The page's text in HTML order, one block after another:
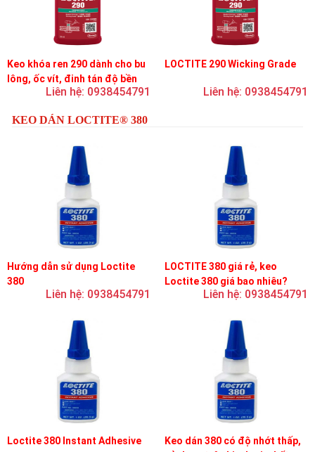
Keo khóa ren 290 dành cho bu
lông, ốc vít, đinh tán độ bền
trung bình, độ nhớt thấp
Liên hệ: 0938454791
LOCTITE 290 Wicking Grade
Liên hệ: 0938454791
KEO DÁN LOCTITE® 380
Hướng dẫn sử dụng Loctite
380
Liên hệ: 0938454791
LOCTITE 380 giá rẻ, keo
Loctite 380 giá bao nhiêu?
Liên hệ: 0938454791
Loctite 380 Instant Adhesive
Keo dán 380 có độ nhớt thấp,